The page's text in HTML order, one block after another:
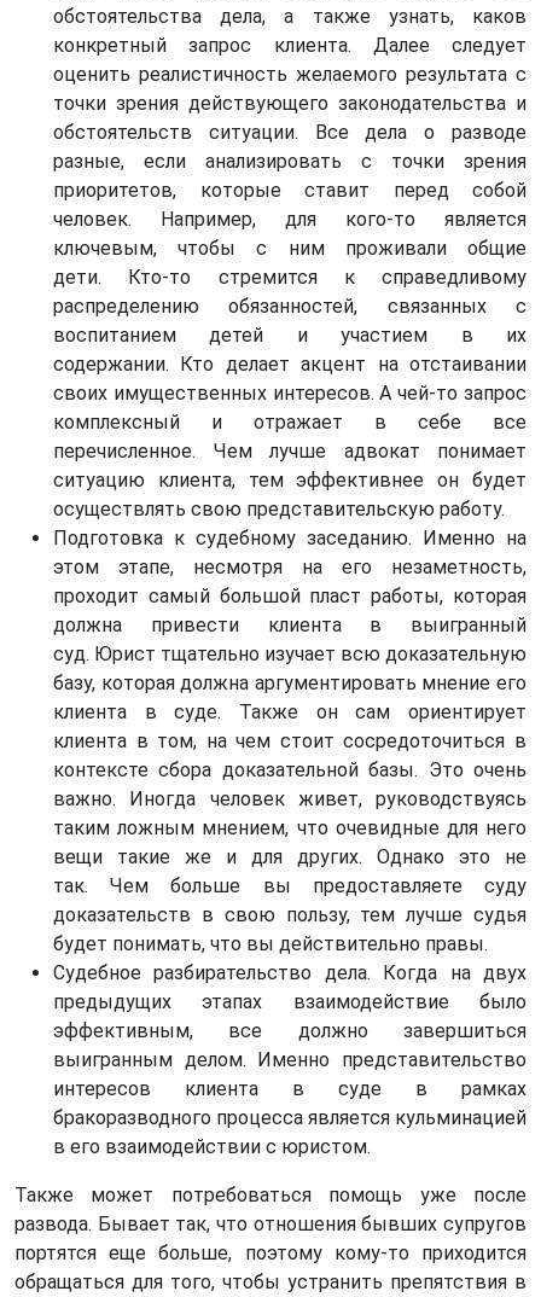
обстоятельства дела, а также узнать, каков
конкретный запрос клиента. Далее следует
оценить реалистичность желаемого результата с
точки зрения действующего законодательства и
обстоятельств ситуации. Все дела о разводе
разные, если анализировать с точки зрения
приоритетов, которые ставит перед собой
человек. Например, для кого-то является
ключевым, чтобы с ним проживали общие
дети. Кто-то стремится к справедливому
распределению обязанностей, связанных с
воспитанием детей и участием в их
содержании. Кто делает акцент на отстаивании
своих имущественных интересов. А чей-то запрос
комплексный и отражает в себе все
перечисленное. Чем лучше адвокат понимает
ситуацию клиента, тем эффективнее он будет
осуществлять свою представительскую работу.
Подготовка к судебному заседанию. Именно на
этом этапе, несмотря на его незаметность,
проходит самый большой пласт работы, которая
должна привести клиента в выигранный
суд. Юрист тщательно изучает всю доказательную
базу, которая должна аргументировать мнение его
клиента в суде. Также он сам ориентирует
клиента в том, на чем стоит сосредоточиться в
контексте сбора доказательной базы. Это очень
важно. Иногда человек живет, руководствуясь
таким ложным мнением, что очевидные для него
вещи такие же и для других. Однако это не
так. Чем больше вы предоставляете суду
доказательств в свою пользу, тем лучше судья
будет понимать, что вы действительно правы.
Судебное разбирательство дела. Когда на двух
предыдущих этапах взаимодействие было
эффективным, все должно завершиться
выигранным делом. Именно представительство
интересов клиента в суде в рамках
бракоразводного процесса является кульминацией
в его взаимодействии с юристом.
Также может потребоваться помощь уже после
развода. Бывает так, что отношения бывших супругов
портятся еще больше, поэтому кому-то приходится
обращаться для того, чтобы устранить препятствия в